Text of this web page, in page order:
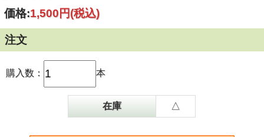
価格:1,500円(税込)
注文
購入数： 本
在庫 △